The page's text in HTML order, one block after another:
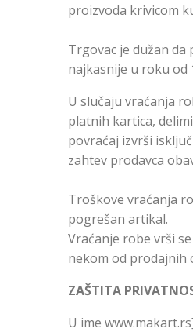
proizvoda krivicom
Trgovac je dužan
najkasnije u roku od
U slučaju vraćanja
platnih kartica,
povraćaj izvrši
zahtev prodavca
Troškove vraćanja
pogrešan artikal.
Vraćanje robe vrši
nekom od prodajnih
ZAŠTITA
U ime